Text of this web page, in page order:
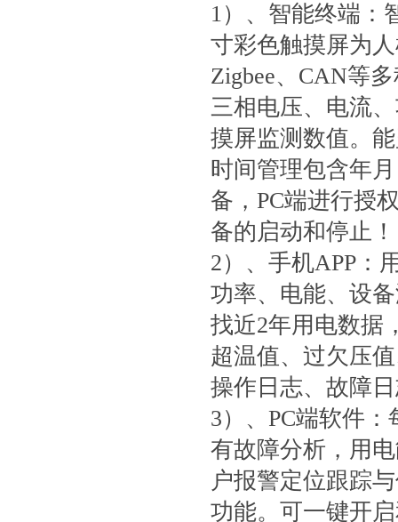
1）、智能终端：
寸彩色触摸屏为
Zigbee、CAN等
三相电压、电流
摸屏监测数值。
时间管理包含年
备，PC端进行授
备的启动和停止！
2）、手机APP：
功率、电能、设
找近2年用电数据
超温值、过欠压
操作日志、故障
3）、PC端软件
有故障分析，用
户报警定位跟踪
功能。可一键开